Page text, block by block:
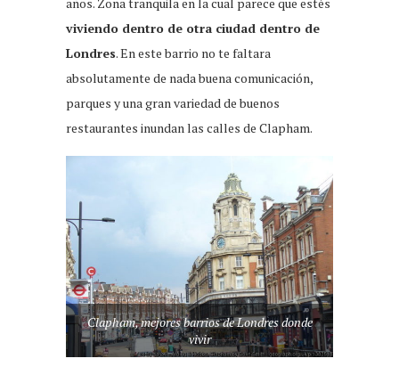
años. Zona tranquila en la cual parece que estés
viviendo dentro de otra ciudad dentro de
Londres. En este barrio no te faltara
absolutamente de nada buena comunicación,
parques y una gran variedad de buenos
restaurantes inundan las calles de Clapham.
Clapham, mejores barrios de Londres donde
vivir